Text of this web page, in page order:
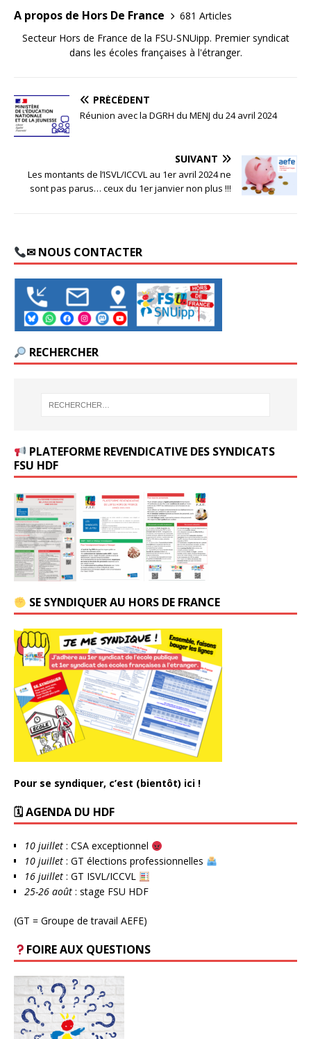
A propos de Hors De France
681 Articles
Secteur Hors de France de la FSU-SNUipp. Premier syndicat
dans les écoles françaises à l'étranger.
PRÉCÉDENT
Réunion avec la DGRH du MENJ du 24 avril 2024
SUIVANT
Les montants de l’ISVL/ICCVL au 1er avril 2024 ne
sont pas parus… ceux du 1er janvier non plus !!!
✉ NOUS CONTACTER
RECHERCHER
PLATEFORME REVENDICATIVE DES SYNDICATS
FSU HDF
SE SYNDIQUER AU HORS DE FRANCE
Pour se syndiquer, c’est (bientôt) ici !
🗓 AGENDA DU HDF
10 juillet : CSA exceptionnel
10 juillet : GT élections professionnelles
16 juillet : GT ISVL/ICCVL
25-26 août : stage FSU HDF
(GT = Groupe de travail AEFE)
FOIRE AUX QUESTIONS